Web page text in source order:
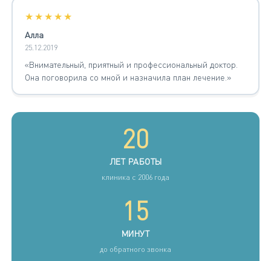
★★★★★
Алла
25.12.2019
«Внимательный, приятный и профессиональный доктор.
Она поговорила со мной и назначила план лечение.»
20
ЛЕТ РАБОТЫ
клиника с 2006 года
15
МИНУТ
до обратного звонка